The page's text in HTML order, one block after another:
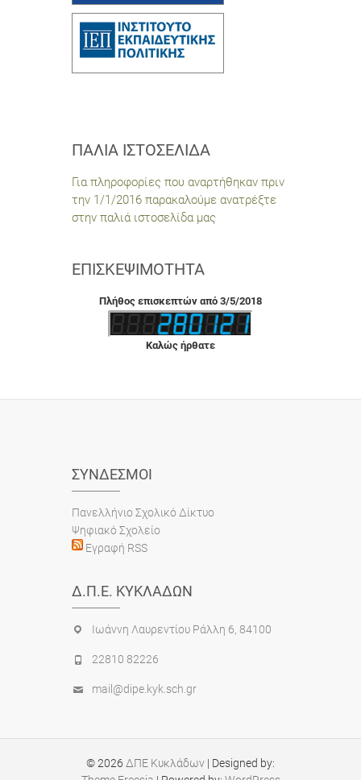
ΠΑΛΙΆ ΙΣΤΟΣΕΛΊΔΑ
Για πληροφορίες που αναρτήθηκαν πριν
την 1/1/2016 παρακαλούμε ανατρέξτε
στην παλιά ιστοσελίδα μας
ΕΠΙΣΚΕΨΙΜΌΤΗΤΑ
Πλήθος επισκεπτών από 3/5/2018
Καλώς ήρθατε
ΣΎΝΔΕΣΜΟΙ
Πανελλήνιο Σχολικό Δίκτυο
Ψηφιακό Σχολείο
Εγραφή RSS
Δ.Π.Ε. ΚΥΚΛΆΔΩΝ
Ιωάννη Λαυρεντίου Ράλλη 6, 84100
22810 82226
mail@dipe.kyk.sch.gr
© 2026 ΔΠΕ Κυκλάδων | Designed by: